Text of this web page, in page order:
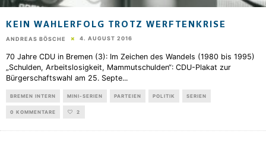
KEIN WAHLERFOLG TROTZ WERFTENKRISE
ANDREAS BÖSCHE 4. AUGUST 2016
70 Jahre CDU in Bremen (3): Im Zeichen des Wandels (1980 bis 1995)
„Schulden, Arbeitslosigkeit, Mammutschulden“: CDU-Plakat zur
Bürgerschaftswahl am 25. Septe...
BREMEN INTERN MINI-SERIEN PARTEIEN POLITIK SERIEN
0 KOMMENTARE 2